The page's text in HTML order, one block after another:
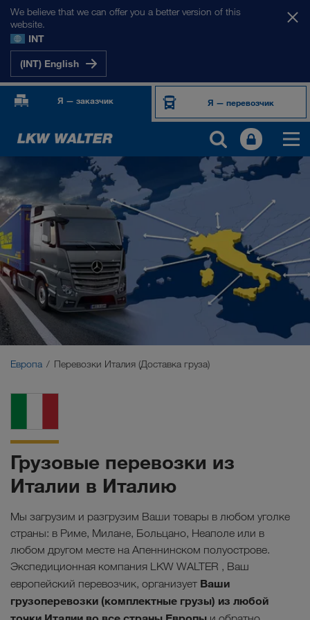
We believe that we can offer you a better version of this
website.
INT
(INT) English
Я — заказчик Я — перевозчик
НАШИ РЫНКИ
Европа
Центральная Азия
Россия
Ближний Восток
Европа Перевозки Италия (Доставка груза)
Грузовые перевозки из
Италии в Италию
Мы загрузим и разгрузим Ваши товары в любом уголке
страны: в Риме, Милане, Больцано, Неаполе или в
любом другом месте на Апеннинском полуострове.
Экспедиционная компания LKW WALTER , Ваш
европейский перевозчик, организует Ваши
грузоперевозки (комплектные грузы) из любой